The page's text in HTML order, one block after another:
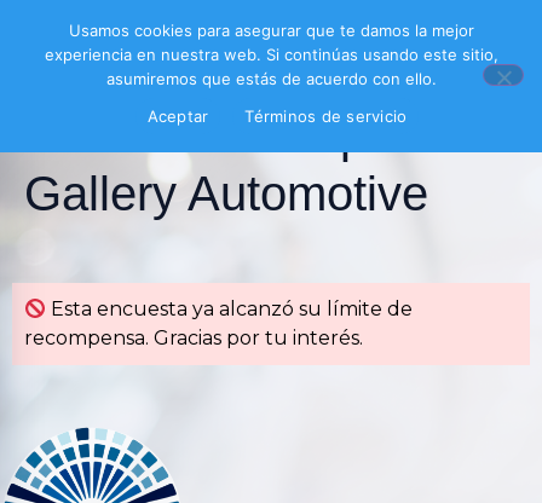
Encuesta Europe
Gallery Automotive
Esta encuesta ya alcanzó su límite de
recompensa. Gracias por tu interés.
Usamos cookies para asegurar que te damos la mejor
experiencia en nuestra web. Si continúas usando este sitio,
asumiremos que estás de acuerdo con ello.
Aceptar
Términos de servicio